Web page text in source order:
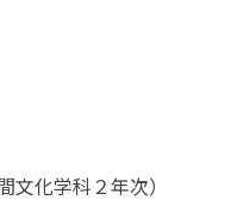
化学科２年次）